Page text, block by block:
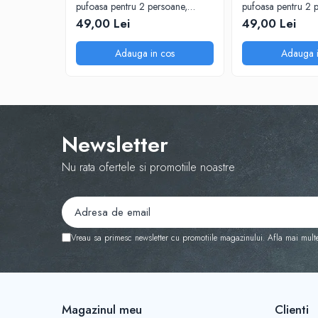
pufoasa pentru 2 persoane,
200X230 cm, Verde
49,00 Lei
Adauga in cos
pufoasa pentru 2
200X230 cm Bej
49,00 Lei
Adauga
Newsletter
Nu rata ofertele si promotiile noastre
Vreau sa primesc newsletter cu promotiile magazinului. Afla mai
Magazinul meu Clienti